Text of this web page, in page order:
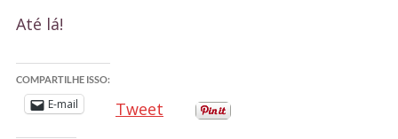
Até lá!
COMPARTILHE ISSO:
E-mail Tweet